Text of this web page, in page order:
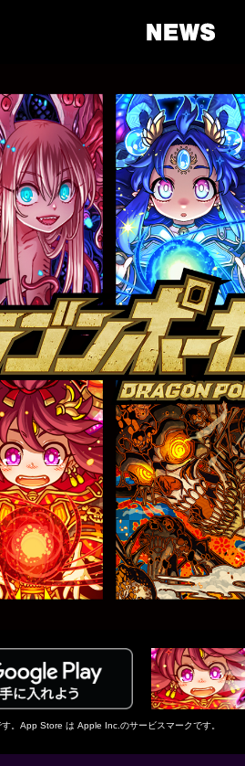
。App Store は Apple Inc.のサービスマークです。